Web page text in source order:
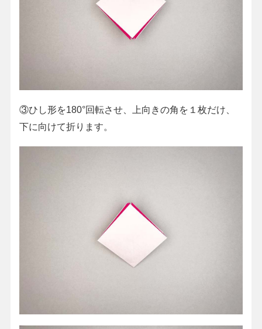
③ひし形を180°回転させ、上向きの角を１枚だけ、
下に向けて折ります。